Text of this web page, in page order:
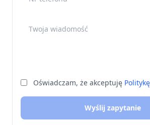
Twoja wiadomość
Oświadczam, że akceptuję
Wyślij zapytanie